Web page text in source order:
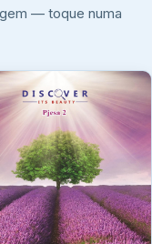
— toque numa